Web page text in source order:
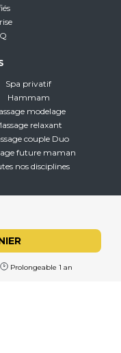
Prolongeable 1 an
Spa privatif
Hammam
modelage
relaxant
couple Duo
future maman
nos disciplines